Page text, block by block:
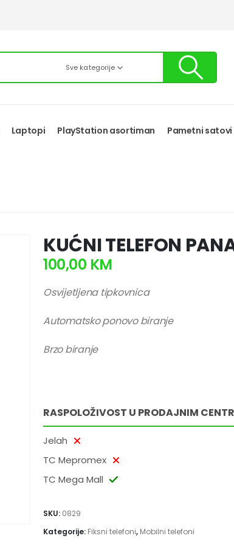
Sve kategorije
Laptopi PlayStation asortiman Pametni satovi
KUĆNI TELEFON
100,00 KM
Osvijetljena tipkovnica
Automatsko ponovo biranje
Brzo biranje
RASPOLOŽIVOST U PRODAJNIM
Jelah
TC Mepromex
TC Mega Mall
SKU: 0829
Kategorije: Fiksni telefoni, Mobilni telefoni